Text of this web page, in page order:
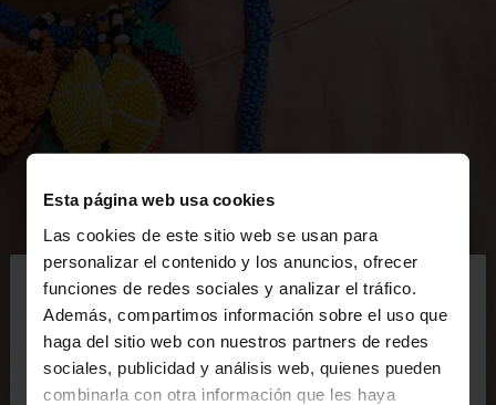
Esta página web usa cookies
Las cookies de este sitio web se usan para
personalizar el contenido y los anuncios, ofrecer
funciones de redes sociales y analizar el tráfico.
Además, compartimos información sobre el uso que
haga del sitio web con nuestros partners de redes
sociales, publicidad y análisis web, quienes pueden
combinarla con otra información que les haya
hola
Estás accediendo a la web de Mexico. ¿Quieres ir a
la web de United States?